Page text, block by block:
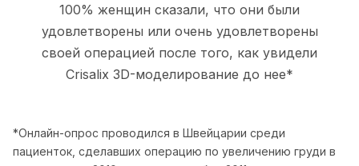
100% женщин сказали, что они были
удовлетворены или очень удовлетворены
своей операцией после того, как увидели
Crisalix 3D-моделирование до нее*
*Онлайн-опрос проводился в Швейцарии среди
пациенток, сделавших операцию по увеличению груди в